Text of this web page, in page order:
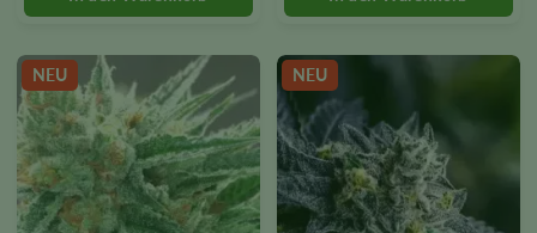
chosen
the
product
page
chosen
the
product
page
NEU NEU